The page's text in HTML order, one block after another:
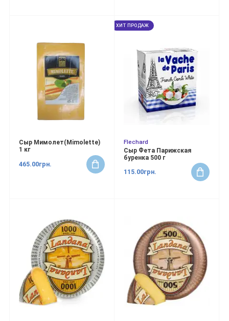
Сыр Мимолет(Mimolette)
1 кг
465.00грн.
ХИТ ПРОДАЖ
Flechard
Сыр Фета Парижская
буренка 500 г
115.00грн.